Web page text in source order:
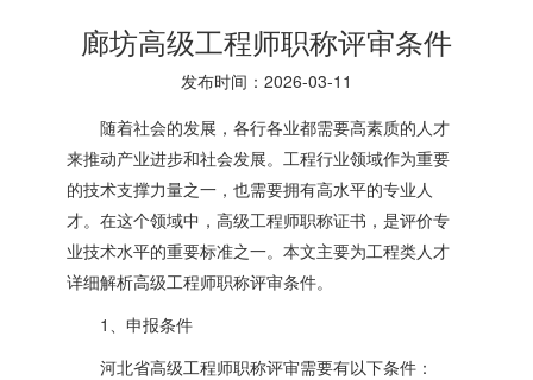
廊坊高级工程师职称评审条件
发布时间：2026-03-11
随着社会的发展，各行各业都需要高素质的人才
来推动产业进步和社会发展。工程行业领域作为重要
的技术支撑力量之一，也需要拥有高水平的专业人
才。在这个领域中，高级工程师职称证书，是评价专
业技术水平的重要标准之一。本文主要为工程类人才
详细解析高级工程师职称评审条件。
1、申报条件
河北省高级工程师职称评审需要有以下条件：